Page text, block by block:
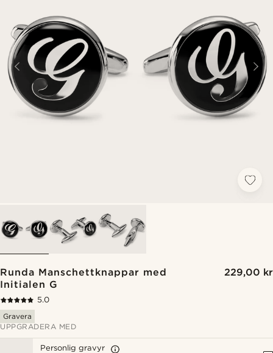
Runda Manschettknappar med
Initialen G
229,00 kr
5.0
Gravera
UPPGRADERA MED
Personlig gravyr